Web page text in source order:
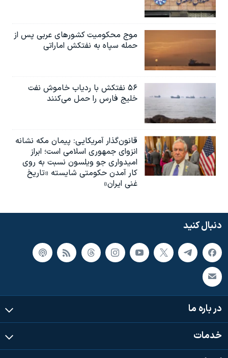
موج محکومیت کشورهای عربی پس از
حمله سپاه به نفتکش اماراتی
۵۶ نفتکش با ردیاب خاموش نفت
خلیج فارس را حمل می‌کنند
قانون‌گذار آمریکایی: پیمان مکه نشانه
انزوای جمهوری اسلامی است؛ ابراز
امیدواری جو ویلسون نسبت به روی
کار آمدن حکومتی شایسته «تاریخ
غنی ایران»
دنبال کنید
در باره ما
خدمات